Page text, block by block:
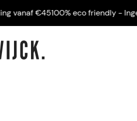
€45100% eco friendly -